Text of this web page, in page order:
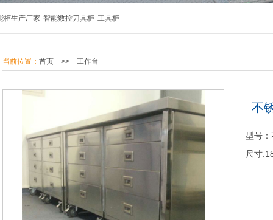
柜生产厂家 智能数控刀具柜 工具柜
当前位置： 首页 >> 工作台
不
型号
尺寸